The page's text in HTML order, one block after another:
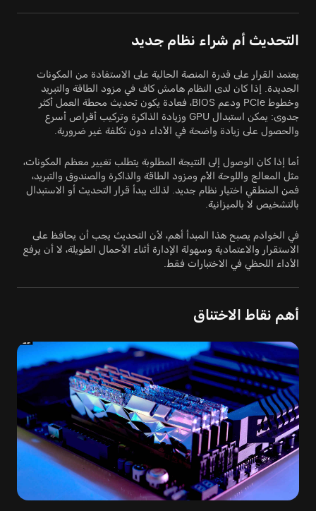
التحديث أم شراء نظام جديد
يعتمد القرار على قدرة المنصة الحالية على الاستفادة من المكونات
الجديدة. إذا كان لدى النظام هامش كاف في مزود الطاقة والتبريد
وخطوط PCIe ودعم BIOS، فعادة يكون تحديث محطة العمل أكثر
جدوى: يمكن استبدال GPU وزيادة الذاكرة وتركيب أقراص أسرع
والحصول على زيادة واضحة في الأداء دون تكلفة غير ضرورية.
أما إذا كان الوصول إلى النتيجة المطلوبة يتطلب تغيير معظم المكونات،
مثل المعالج واللوحة الأم ومزود الطاقة والذاكرة والصندوق والتبريد،
فمن المنطقي اختيار نظام جديد. لذلك يبدأ قرار التحديث أو الاستبدال
بالتشخيص لا بالميزانية.
في الخوادم يصبح هذا المبدأ أهم، لأن التحديث يجب أن يحافظ على
الاستقرار والاعتمادية وسهولة الإدارة أثناء الأحمال الطويلة، لا أن يرفع
الأداء اللحظي في الاختبارات فقط.
أهم نقاط الاختناق